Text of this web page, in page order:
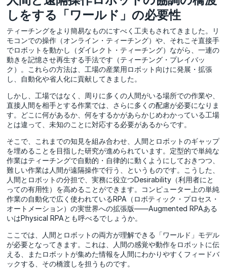
しをする「ワールド」の必要性
ティーチングをより簡易なものにすべく工夫もされてきました。リ
モコンでの操作（オンライン・ティーチング）や、それこそ直接手
でロボットを動かし（ダイレクト・ティーチング）ながら、一連の
動きを記憶させ再生する手法です（ティーチング・プレイバッ
ク）。これらの方法は、工場の産業用ロボット向けに発展・拡張
し、自動化や省人化に貢献してきました。
しかし、工場ではなく、周りに多くの人間がいる場所での作業や、
直接人間を相手とする作業では、さらに多くの配慮が必要になりま
す。どこに何があるか、何をするかがあらかじめわかっている工場
とは違って、未知のことに対応する必要があるからです。
そこで、これまでの知見を組み合わせ、人間とロボットのギャップ
を埋めることを目指した研究が進められています。定型的で単純な
作業はティーチングで自動的・自律的に動くようにしておきつつ、
難しい作業は人間が遠隔操作で行う、というものです。こうした、
人間とロボットの分担で、実務に役立つDesirability（利用者にと
っての有用性）を高めることができます。コンピューター上の単純
作業の自動化で広く使われているRPA（ロボティック・プロセス・
オートメーション）の実世界への拡張版――Augmented RPAある
いはPhysical RPAとも呼べるでしょうか。
ここでは、人間とロボットの両方が理解できる「ワールド」モデル
が必要となってきます。これは、人間の感覚や動作をロボットに伝
える、またロボットが集めた情報を人間にわかりやすくフィードバ
ックする、その橋渡しを担うものです。